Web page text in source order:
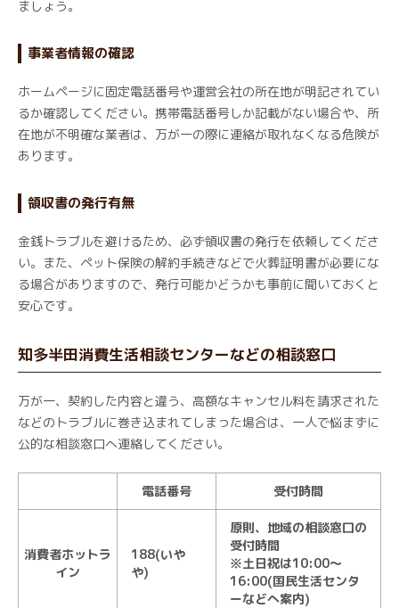
ましょう。
事業者情報の確認
ホームページに固定電話番号や運営会社の所在地が明記されてい
るか確認してください。携帯電話番号しか記載がない場合や、所
在地が不明確な業者は、万が一の際に連絡が取れなくなる危険が
あります。
領収書の発行有無
金銭トラブルを避けるため、必ず領収書の発行を依頼してくださ
い。また、ペット保険の解約手続きなどで火葬証明書が必要にな
る場合がありますので、発行可能かどうかも事前に聞いておくと
安心です。
知多半田消費生活相談センターなどの相談窓口
万が一、契約した内容と違う、高額なキャンセル料を請求された
などのトラブルに巻き込まれてしまった場合は、一人で悩まずに
公的な相談窓口へ連絡してください。
電話番号 受付時間
消費者ホットラ
イン
188(いや
や)
原則、地域の相談窓口の
受付時間
※土日祝は10:00～
16:00(国民生活センタ
ーなどへ案内)